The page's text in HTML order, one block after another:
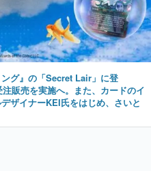
グ』の「Secret Lair」に登
販売を実施へ。また、カードのイ
ザイナーKEI氏をはじめ、さいと